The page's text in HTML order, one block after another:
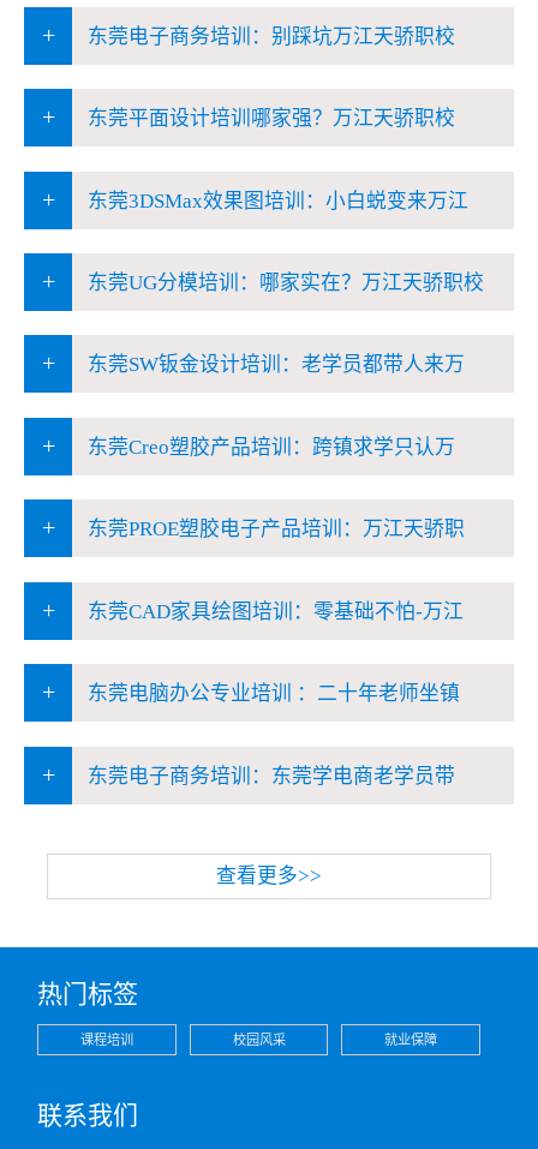
+ 东莞电子商务培训：别踩坑万江天骄职校
+ 东莞平面设计培训哪家强？万江天骄职校
+ 东莞3DSMax效果图培训：小白蜕变来万江
+ 东莞UG分模培训：哪家实在？万江天骄职校
+ 东莞SW钣金设计培训：老学员都带人来万
+ 东莞Creo塑胶产品培训：跨镇求学只认万
+ 东莞PROE塑胶电子产品培训：万江天骄职
+ 东莞CAD家具绘图培训：零基础不怕-万江
+ 东莞电脑办公专业培训 ：二十年老师坐镇
+ 东莞电子商务培训：东莞学电商老学员带
查看更多>>
热门标签
课程培训 校园风采 就业保障
联系我们